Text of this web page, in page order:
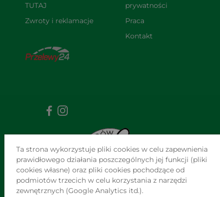
TUTAJ
Zwroty i reklamacje
prywatności
Praca
Kontakt
Ta strona wykorzystuje pliki cookies w celu zapewnienia
prawidłowego działania poszczególnych jej funkcji (pliki
cookies własne) oraz pliki cookies pochodzące od
podmiotów trzecich w celu korzystania z narzędzi
zewnętrznych (Google Analytics itd.).